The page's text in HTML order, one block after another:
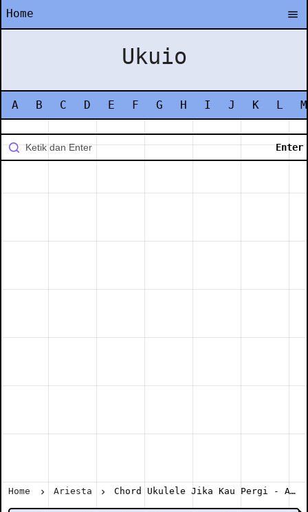
Home
Ukuio
A B C D E F G H I J K L M
Home Ariesta Chord Ukulele Jika Kau Pergi - Ariesta